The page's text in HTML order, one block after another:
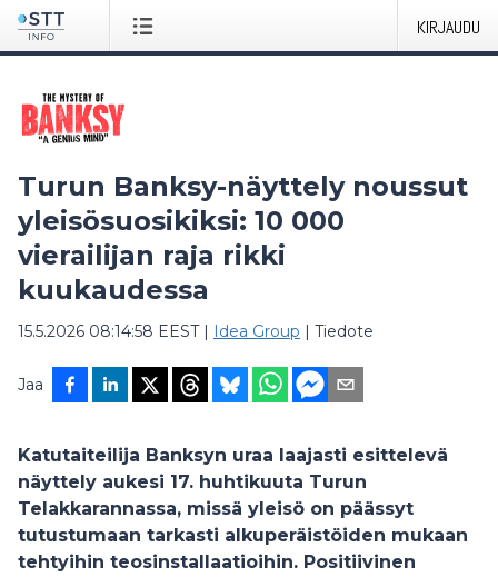
KIRJAUDU
Turun Banksy-näyttely noussut
yleisösuosikiksi: 10 000
vierailijan raja rikki
kuukaudessa
15.5.2026 08:14:58 EEST| Idea Group | Tiedote
Jaa
Katutaiteilija Banksyn uraa laajasti esittelevä
näyttely aukesi 17. huhtikuuta Turun
Telakkarannassa, missä yleisö on päässyt
tutustumaan tarkasti alkuperäistöiden mukaan
tehtyihin teosinstallaatioihin. Positiivinen